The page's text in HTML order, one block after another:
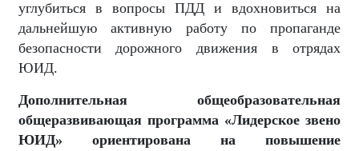
углубиться в вопросы ПДД и вдохновиться на
дальнейшую активную работу по пропаганде
безопасности дорожного движения в отрядах
ЮИД.
Дополнительная общеобразовательная
общеразвивающая программа «Лидерское звено
ЮИД» ориентирована на повышение